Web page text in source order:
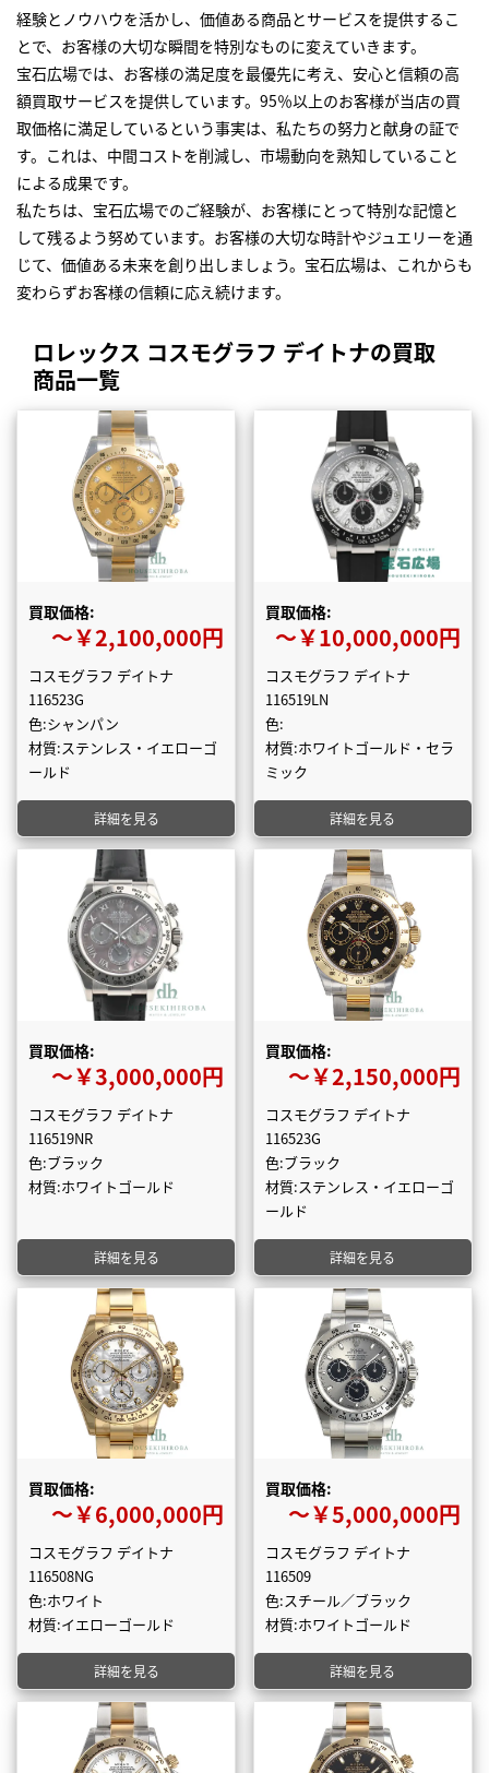
経験とノウハウを活かし、価値ある商品とサービスを提供するこ
とで、お客様の大切な瞬間を特別なものに変えていきます。
宝石広場では、お客様の満足度を最優先に考え、安心と信頼の高
額買取サービスを提供しています。95％以上のお客様が当店の買
取価格に満足しているという事実は、私たちの努力と献身の証で
す。これは、中間コストを削減し、市場動向を熟知していること
による成果です。
私たちは、宝石広場でのご経験が、お客様にとって特別な記憶と
して残るよう努めています。お客様の大切な時計やジュエリーを通
じて、価値ある未来を創り出しましょう。宝石広場は、これからも
変わらずお客様の信頼に応え続けます。
ロレックス コスモグラフ デイトナの買取
商品一覧
買取価格:
〜￥2,100,000円
コスモグラフ デイトナ
116523G
色:シャンパン
材質:ステンレス・イエローゴ
ールド
詳細を見る
買取価格:
〜￥10,000,000円
コスモグラフ デイトナ
116519LN
色:
材質:ホワイトゴールド・セラ
ミック
詳細を見る
買取価格:
〜￥3,000,000円
コスモグラフ デイトナ
116519NR
色:ブラック
材質:ホワイトゴールド
詳細を見る
買取価格:
〜￥2,150,000円
コスモグラフ デイトナ
116523G
色:ブラック
材質:ステンレス・イエローゴ
ールド
詳細を見る
買取価格:
〜￥6,000,000円
コスモグラフ デイトナ
116508NG
色:ホワイト
材質:イエローゴールド
詳細を見る
買取価格:
〜￥5,000,000円
コスモグラフ デイトナ
116509
色:スチール／ブラック
材質:ホワイトゴールド
詳細を見る